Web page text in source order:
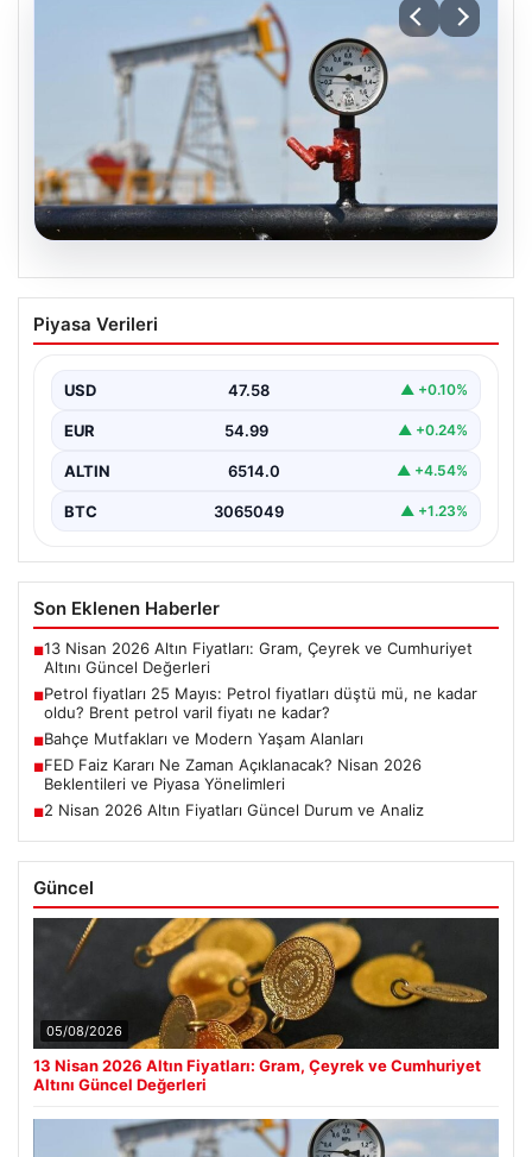
Petrol fiyatları 25 Mayıs: Petrol fiyatları
düştü mü, ne kadar oldu? Brent petrol
Piyasa Verileri
USD 47.58 ▲ +0.10%
EUR 54.99 ▲ +0.24%
ALTIN 6514.0 ▲ +4.54%
BTC 3065049 ▲ +1.23%
Son Eklenen Haberler
■13 Nisan 2026 Altın Fiyatları: Gram, Çeyrek ve Cumhuriyet
Altını Güncel Değerleri
■Petrol fiyatları 25 Mayıs: Petrol fiyatları düştü mü, ne kadar
oldu? Brent petrol varil fiyatı ne kadar?
■Bahçe Mutfakları ve Modern Yaşam Alanları
■FED Faiz Kararı Ne Zaman Açıklanacak? Nisan 2026
Beklentileri ve Piyasa Yönelimleri
■2 Nisan 2026 Altın Fiyatları Güncel Durum ve Analiz
Güncel
05/08/2026
13 Nisan 2026 Altın Fiyatları: Gram, Çeyrek ve Cumhuriyet
Altını Güncel Değerleri